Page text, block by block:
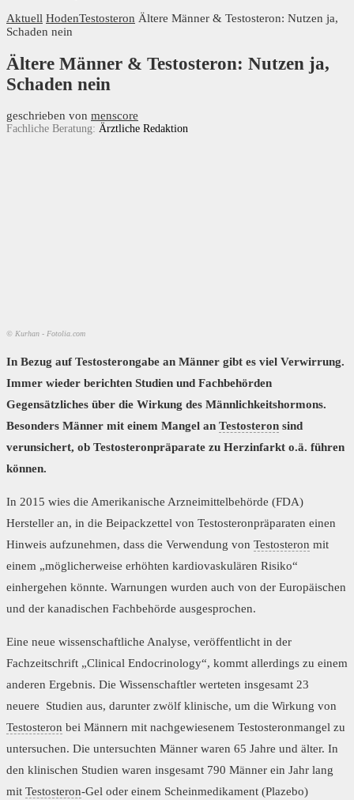
Aktuell HodenTestosteron Ältere Männer & Testosteron: Nutzen ja,
Schaden nein
Ältere Männer & Testosteron: Nutzen ja,
Schaden nein
geschrieben von menscore
Fachliche Beratung: Ärztliche Redaktion
© Kurhan - Fotolia.com
In Bezug auf Testosterongabe an Männer gibt es viel Verwirrung.
Immer wieder berichten Studien und Fachbehörden
Gegensätzliches über die Wirkung des Männlichkeitshormons.
Besonders Männer mit einem Mangel an Testosteron sind
verunsichert, ob Testosteronpräparate zu Herzinfarkt o.ä. führen
können.
In 2015 wies die Amerikanische Arzneimittelbehörde (FDA)
Hersteller an, in die Beipackzettel von Testosteronpräparaten einen
Hinweis aufzunehmen, dass die Verwendung von Testosteron mit
einem „möglicherweise erhöhten kardiovaskulären Risiko“
einhergehen könnte. Warnungen wurden auch von der Europäischen
und der kanadischen Fachbehörde ausgesprochen.
Eine neue wissenschaftliche Analyse, veröffentlicht in der
Fachzeitschrift „Clinical Endocrinology“, kommt allerdings zu einem
anderen Ergebnis. Die Wissenschaftler werteten insgesamt 23
neuere Studien aus, darunter zwölf klinische, um die Wirkung von
Testosteron bei Männern mit nachgewiesenem Testosteronmangel zu
untersuchen. Die untersuchten Männer waren 65 Jahre und älter. In
den klinischen Studien waren insgesamt 790 Männer ein Jahr lang
mit Testosteron-Gel oder einem Scheinmedikament (Plazebo)